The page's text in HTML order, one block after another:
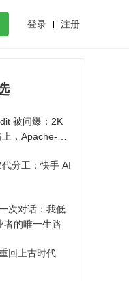
登录 注册
被问爆：2K
，Apache-2.0
分工：快手 AI
次对话：我低
者的唯一生路
回上古时代